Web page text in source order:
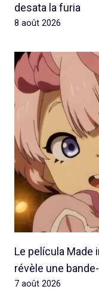
desata la furia
8 août 2026
Le película Made
révèle une
7 août 2026